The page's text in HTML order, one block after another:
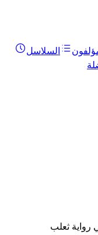
السلاسل
رواية ثعلب